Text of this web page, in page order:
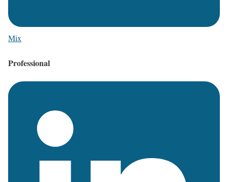
Mix
Professional